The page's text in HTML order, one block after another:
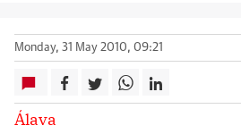
Monday, 31 May 2010, 09:21
Álava